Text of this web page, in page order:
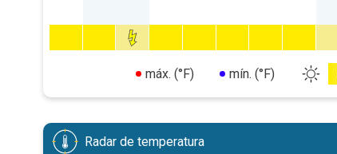
máx. (°F) mín. (°F)
Radar de temperatura